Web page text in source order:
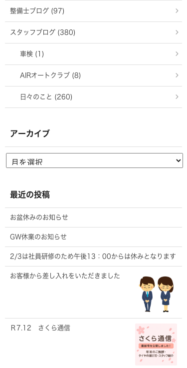
整備士ブログ (97)
スタッフブログ (380)
車検 (1)
AIRオートクラブ (8)
日々のこと (260)
アーカイブ
最近の投稿
お盆休みのお知らせ
GW休業のお知らせ
2/3は社員研修のため午後13：00からは休みとなります
お客様から差し入れをいただきました
Ｒ7.12 さくら通信